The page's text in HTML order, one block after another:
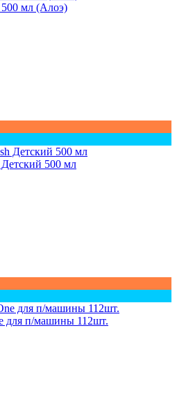
500 мл (Алоэ)
500 мл
для п/машины 112шт.